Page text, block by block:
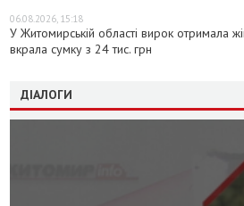
06.08.2026, 15:18
У Житомирській області вирок отримала
вкрала сумку з 24 тис. грн
ДІАЛОГИ